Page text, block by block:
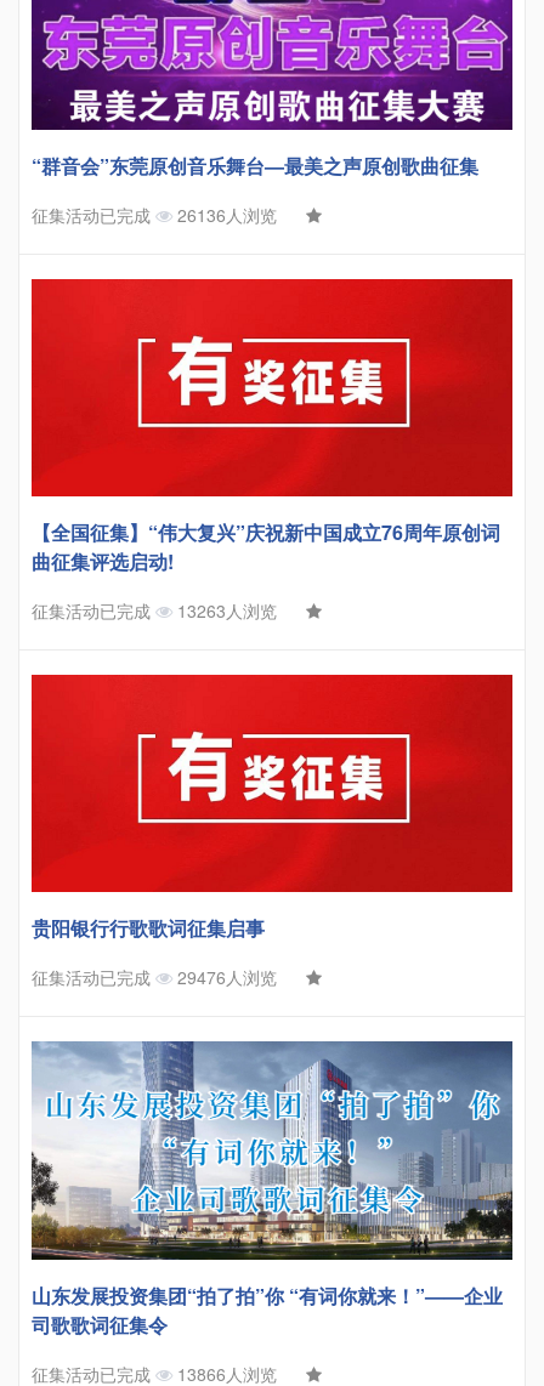
“群音会”东莞原创音乐舞台—最美之声原创歌曲征集
征集活动已完成 26136人浏览
【全国征集】“伟大复兴”庆祝新中国成立76周年原创词
曲征集评选启动!
征集活动已完成 13263人浏览
贵阳银行行歌歌词征集启事
征集活动已完成 29476人浏览
山东发展投资集团“拍了拍”你 “有词你就来！”——企业
司歌歌词征集令
征集活动已完成 13866人浏览